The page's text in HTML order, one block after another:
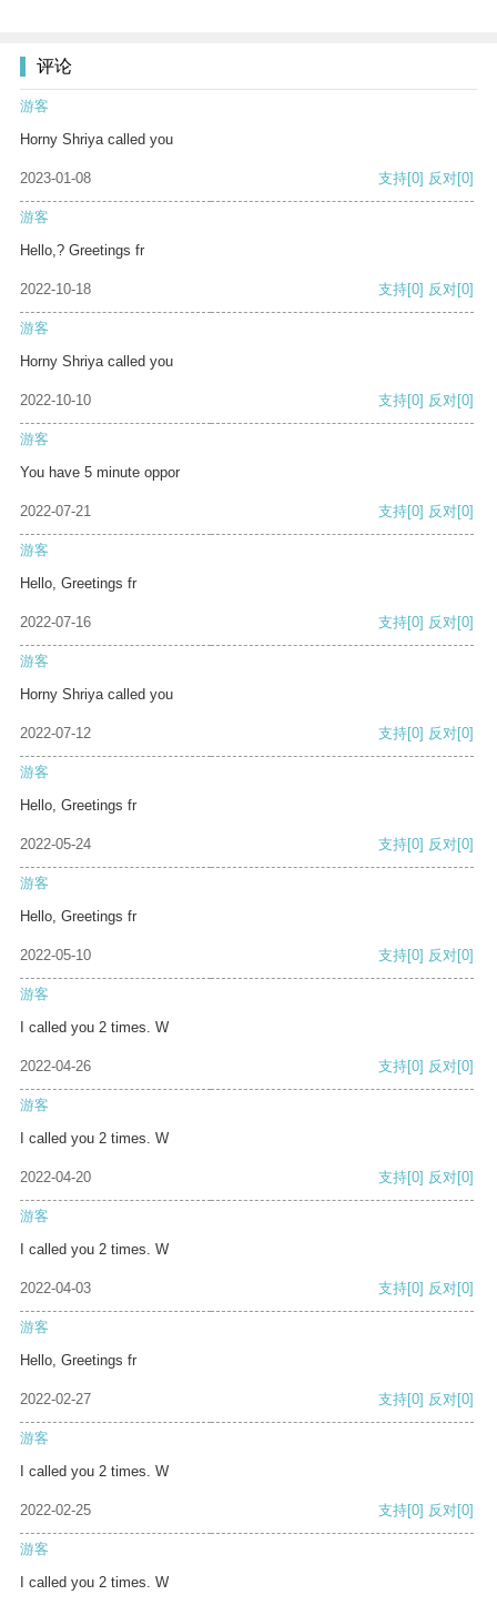
评论
游客
Horny Shriya called you
2023-01-08 支持[0] 反对[0]
游客
Hello,? Greetings fr
2022-10-18 支持[0] 反对[0]
游客
Horny Shriya called you
2022-10-10 支持[0] 反对[0]
游客
You have 5 minute oppor
2022-07-21 支持[0] 反对[0]
游客
Hello, Greetings fr
2022-07-16 支持[0] 反对[0]
游客
Horny Shriya called you
2022-07-12 支持[0] 反对[0]
游客
Hello, Greetings fr
2022-05-24 支持[0] 反对[0]
游客
Hello, Greetings fr
2022-05-10 支持[0] 反对[0]
游客
I called you 2 times. W
2022-04-26 支持[0] 反对[0]
游客
I called you 2 times. W
2022-04-20 支持[0] 反对[0]
游客
I called you 2 times. W
2022-04-03 支持[0] 反对[0]
游客
Hello, Greetings fr
2022-02-27 支持[0] 反对[0]
游客
I called you 2 times. W
2022-02-25 支持[0] 反对[0]
游客
I called you 2 times. W